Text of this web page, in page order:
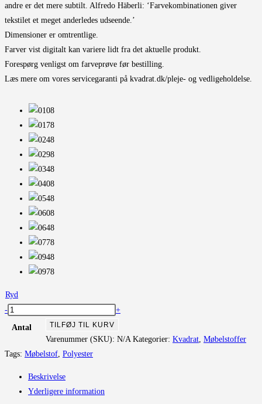
andre er det mere subtilt. Alfredo Häberli: ‘Farvekombinationen giver
tekstilet et meget anderledes udseende.’
Dimensioner er omtrentlige.
Farver vist digitalt kan variere lidt fra det aktuelle produkt.
Forespørg venligst om farveprøve før bestilling.
Læs mere om vores servicegaranti på kvadrat.dk/pleje- og vedligeholdelse.
Ryd
Galaxy
antal
-
+
Antal
TILFØJ TIL KURV
Varenummer (SKU): N/A Kategorier: Kvadrat Møbelstoffer
Tags: Møbelstof Polyester
Beskrivelse
Yderligere information